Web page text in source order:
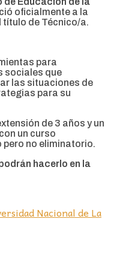
oficialmente a la
título de Técnico/a.
para
sociales que
las situaciones de
para su
de 3 años y un
un curso
no eliminatorio.
hacerlo en la
Nacional de La